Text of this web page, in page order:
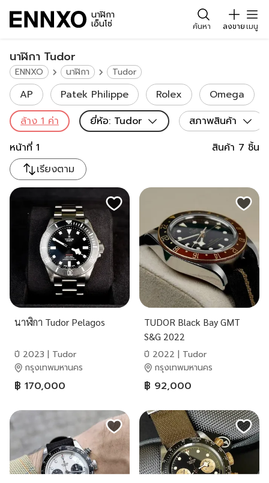
นาฬิกา
เอ็นโซ่ ค้นหา ลงขายเมนู
นาฬิกา Tudor
ENNXO นาฬิกา Tudor
นาฬิกา Tudor Pelagos
ปี 2023 | Tudor
กรุงเทพมหานคร
฿ 170,000
TUDOR Black Bay GMT
S&G 2022
ปี 2022 | Tudor
กรุงเทพมหานคร
฿ 92,000
AP Patek Philippe Rolex Omega
หน้าที่ 1 สินค้า 7 ชิ้น
เรียงตาม
ล้าง1ค่า ยี่ห้อ: Tudor สภาพสินค้า